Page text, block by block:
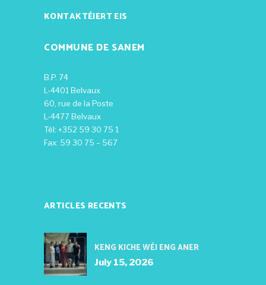
KONTAKTÉIERT EIS
COMMUNE DE SANEM
B.P. 74
L-4401 Belvaux
60, rue de la Poste
L-4477 Belvaux
Tél: +352 59 30 75 1
Fax: 59 30 75 – 567
ARTICLES RECENTS
KENG KICHE WÉI ENG ANER
July 15, 2026